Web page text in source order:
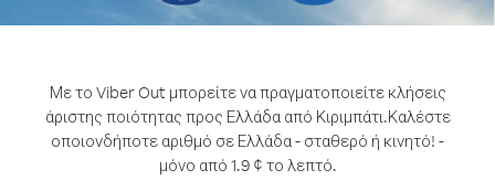
Με το Viber Out μπορείτε να πραγματοποιείτε κλήσεις
άριστης ποιότητας προς Ελλάδα από Κιριμπάτι.Καλέστε
οποιονδήποτε αριθμό σε Ελλάδα - σταθερό ή κινητό! -
μόνο από 1.9 ¢ το λεπτό.